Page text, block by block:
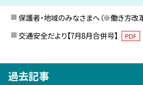
保護者・地域のみなさまへ（※働き方改
交通安全だより【7月8月合併号】 PDF
過去記事